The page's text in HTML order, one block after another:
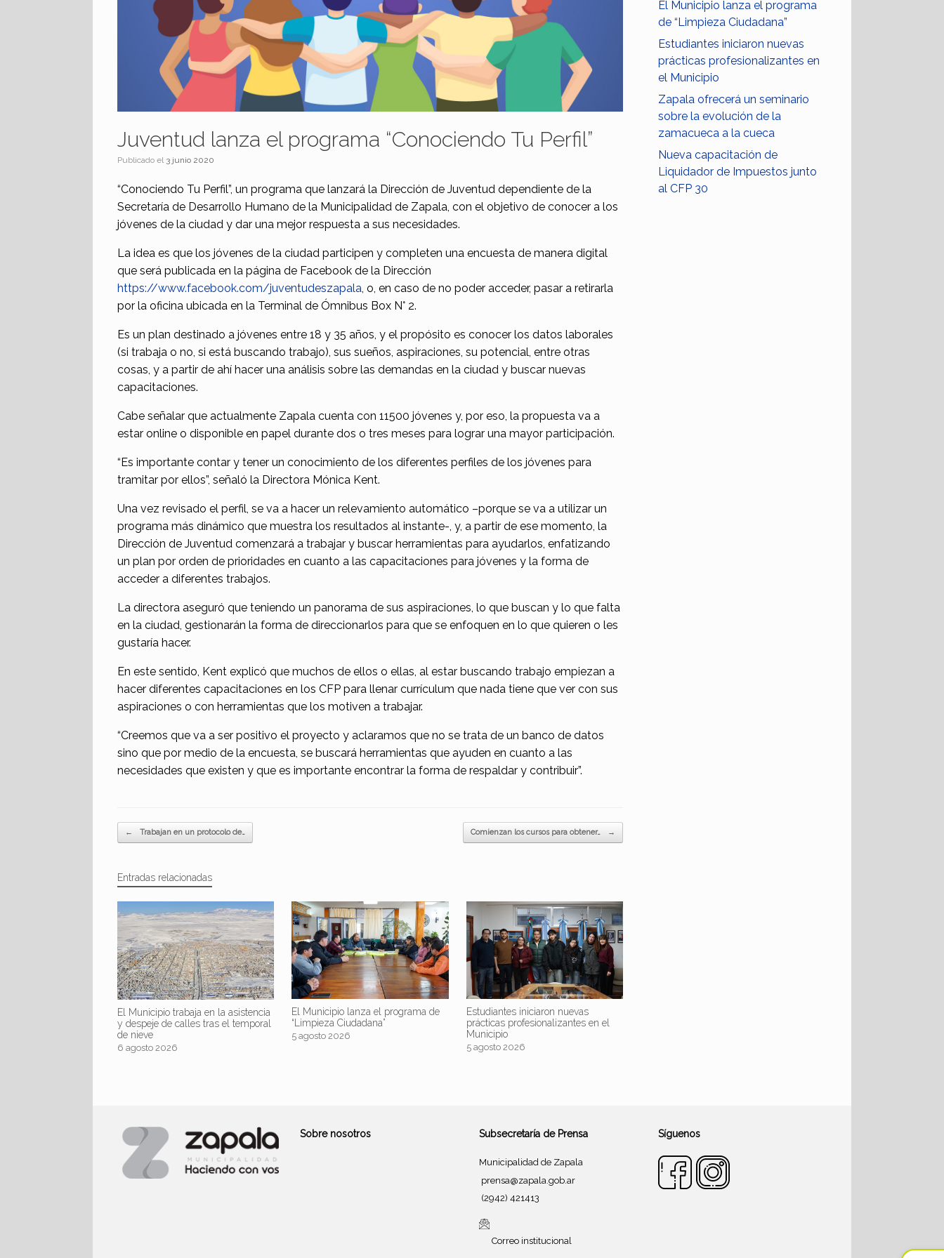
Juventud lanza el programa “Conociendo Tu Perfil”
Publicado el 3 junio 2020
“Conociendo Tu Perfil”, un programa que lanzará la Dirección de Juventud dependiente de la
Secretaría de Desarrollo Humano de la Municipalidad de Zapala, con el objetivo de conocer a los
jóvenes de la ciudad y dar una mejor respuesta a sus necesidades.
La idea es que los jóvenes de la ciudad participen y completen una encuesta de manera digital
que será publicada en la página de Facebook de la Dirección
https://www.facebook.com/juventudeszapala, o, en caso de no poder acceder, pasar a retirarla
por la oficina ubicada en la Terminal de Ómnibus Box N° 2.
Es un plan destinado a jóvenes entre 18 y 35 años, y el propósito es conocer los datos laborales
(si trabaja o no, si está buscando trabajo), sus sueños, aspiraciones, su potencial, entre otras
cosas, y a partir de ahí hacer una análisis sobre las demandas en la ciudad y buscar nuevas
capacitaciones.
Cabe señalar que actualmente Zapala cuenta con 11500 jóvenes y, por eso, la propuesta va a
estar online o disponible en papel durante dos o tres meses para lograr una mayor participación.
“Es importante contar y tener un conocimiento de los diferentes perfiles de los jóvenes para
tramitar por ellos”, señaló la Directora Mónica Kent.
Una vez revisado el perfil, se va a hacer un relevamiento automático –porque se va a utilizar un
programa más dinámico que muestra los resultados al instante-, y, a partir de ese momento, la
Dirección de Juventud comenzará a trabajar y buscar herramientas para ayudarlos, enfatizando
un plan por orden de prioridades en cuanto a las capacitaciones para jóvenes y la forma de
acceder a diferentes trabajos.
La directora aseguró que teniendo un panorama de sus aspiraciones, lo que buscan y lo que falta
en la ciudad, gestionarán la forma de direccionarlos para que se enfoquen en lo que quieren o les
gustaría hacer.
En este sentido, Kent explicó que muchos de ellos o ellas, al estar buscando trabajo empiezan a
hacer diferentes capacitaciones en los CFP para llenar currículum que nada tiene que ver con sus
aspiraciones o con herramientas que los motiven a trabajar.
“Creemos que va a ser positivo el proyecto y aclaramos que no se trata de un banco de datos
sino que por medio de la encuesta, se buscará herramientas que ayuden en cuanto a las
necesidades que existen y que es importante encontrar la forma de respaldar y contribuir”.
Navegador de artículos
← Trabajan en un protocolo de… Comienzan los cursos para obtener… →
Entradas relacionadas
El Municipio trabaja en la asistencia
y despeje de calles tras el temporal
de nieve
6 agosto 2026
El Municipio lanza el programa de
“Limpieza Ciudadana”
5 agosto 2026
Estudiantes iniciaron nuevas
prácticas profesionalizantes en el
Municipio
5 agosto 2026
El Municipio lanza el programa
de “Limpieza Ciudadana”
Estudiantes iniciaron nuevas
prácticas profesionalizantes en
el Municipio
Zapala ofrecerá un seminario
sobre la evolución de la
zamacueca a la cueca
Nueva capacitación de
Liquidador de Impuestos junto
al CFP 30
Sobre nosotros Subsecretaría de Prensa
Municipalidad de Zapala
prensa@zapala.gob.ar
(2942) 421413
Correo institucional
Síguenos